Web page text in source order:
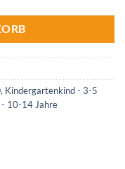
, Kindergartenkind - 3-5
- 10-14 Jahre